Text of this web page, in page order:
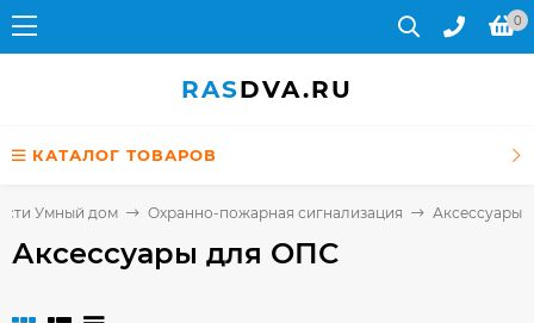
0
RASDVA.RU
КАТАЛОГ ТОВАРОВ
Умный дом Охранно-пожарная сигнализация Аксессуары
Аксессуары для ОПС